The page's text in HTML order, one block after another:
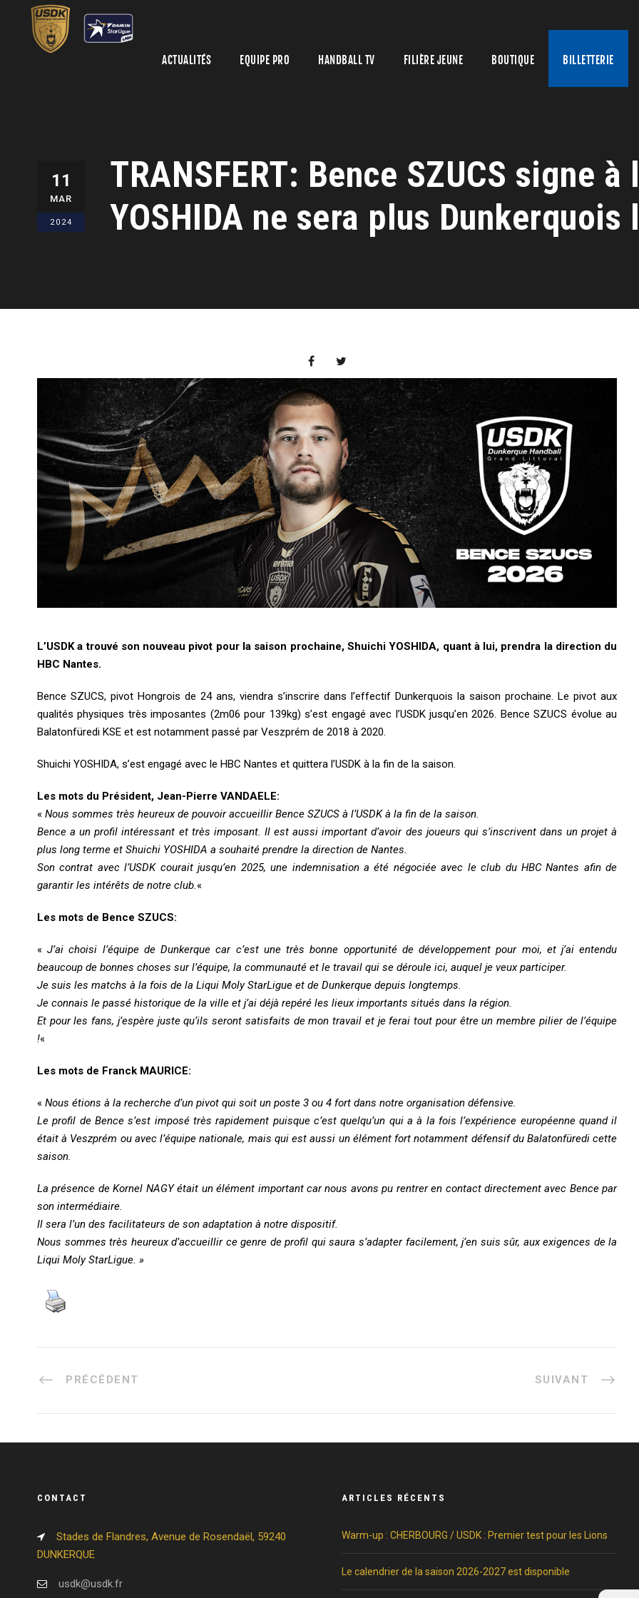
ACTUALITÉS EQUIPE PRO HANDBALL TV FILIÈRE JEUNE BOUTIQUE BILLETTERIE
11
MAR
2024
TRANSFERT: Bence SZUCS signe à
YOSHIDA ne sera plus
L’USDK a trouvé son nouveau pivot pour la saison prochaine, Shuichi YOSHIDA, quant à lui, prendra la direction du
HBC Nantes.
Bence SZUCS, pivot Hongrois de 24 ans, viendra s’inscrire dans l’effectif Dunkerquois la saison prochaine. Le pivot aux
qualités physiques très imposantes (2m06 pour 139kg) s’est engagé avec l’USDK jusqu’en 2026. Bence SZUCS évolue au
Balatonfüredi KSE et est notamment passé par Veszprém de 2018 à 2020.
Shuichi YOSHIDA, s’est engagé avec le HBC Nantes et quittera l’USDK à la fin de la saison.
Les mots du Président, Jean-Pierre VANDAELE:
« Nous sommes très heureux de pouvoir accueillir Bence SZUCS à l’USDK à la fin de la saison.
Bence a un profil intéressant et très imposant. Il est aussi important d’avoir des joueurs qui s’inscrivent dans un projet à
plus long terme et Shuichi YOSHIDA a souhaité prendre la direction de Nantes.
Son contrat avec l’USDK courait jusqu’en 2025, une indemnisation a été négociée avec le club du HBC Nantes afin de
garantir les intérêts de notre club.«
Les mots de Bence SZUCS:
«J’ai choisi l’équipe de Dunkerque car c’est une très bonne opportunité de développement pour moi, et j’ai entendu
beaucoup de bonnes choses sur l’équipe, la communauté et le travail qui se déroule ici, auquel je veux participer.
Je suis les matchs à la fois de la Liqui Moly StarLigue et de Dunkerque depuis longtemps.
Je connais le passé historique de la ville et j’ai déjà repéré les lieux importants situés dans la région.
Et pour les fans, j’espère juste qu’ils seront satisfaits de mon travail et je ferai tout pour être un membre pilier de l’équipe
!«
Les mots de Franck MAURICE:
« Nous étions à la recherche d’un pivot qui soit un poste 3 ou 4 fort dans notre organisation défensive.
Le profil de Bence s’est imposé très rapidement puisque c’est quelqu’un qui a à la fois l’expérience européenne quand il
était à Veszprém ou avec l’équipe nationale, mais qui est aussi un élément fort notamment défensif du Balatonfüredi cette
saison.
La présence de Kornel NAGY était un élément important car nous avons pu rentrer en contact directement avec Bence par
son intermédiaire.
Il sera l’un des facilitateurs de son adaptation à notre dispositif.
Nous sommes très heureux d’accueillir ce genre de profil qui saura s’adapter facilement, j’en suis sûr, aux exigences de la
Liqui Moly StarLigue. »
PRÉCÉDENT SUIVANT
CONTACT
Stades de Flandres, Avenue de Rosendaël, 59240
DUNKERQUE
usdk@usdk.fr
ARTICLES RÉCENTS
Warm-up : CHERBOURG / USDK : Premier test pour les Lions
Le calendrier de la saison 2026-2027 est disponible